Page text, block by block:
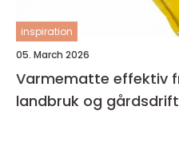
inspiration
05. March 2026
Varmematte effektiv frostbeskyttelse for
landbruk og gårdsdrift